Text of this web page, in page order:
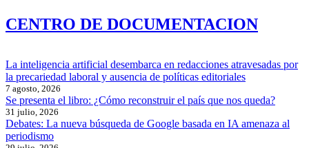
CENTRO DE DOCUMENTACION
La inteligencia artificial desembarca en redacciones atravesadas por
la precariedad laboral y ausencia de políticas editoriales
7 agosto, 2026
Se presenta el libro: ¿Cómo reconstruir el país que nos queda?
31 julio, 2026
Debates: La nueva búsqueda de Google basada en IA amenaza al
periodismo